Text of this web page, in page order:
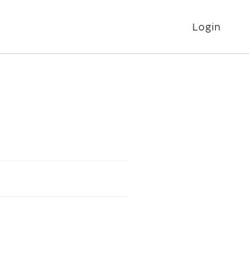
Login